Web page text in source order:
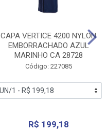
CAPA VERTICE 4200 NYLON
EMBORRACHADO AZUL
MARINHO CA 28728
Código: 227085
R$ 199,18